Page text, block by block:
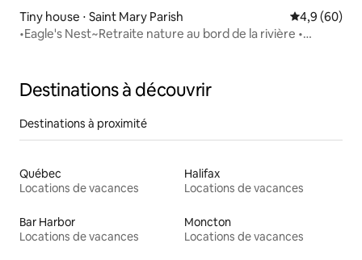
Tiny house ⋅ Saint Mary Parish Évaluation
4,9 (60)
•Eagle's Nest~Retraite nature au bord de la rivière •
Destinations à découvrir
Destinations à proximité
Québec
Locations de vacances
Halifax
Locations de vacances
Bar Harbor
Locations de vacances
Moncton
Locations de vacances